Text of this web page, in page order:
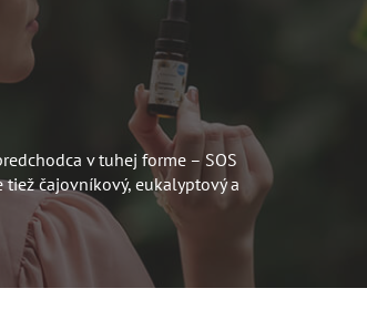
v tuhej forme – SOS
čajovníkový, eukalyptový a